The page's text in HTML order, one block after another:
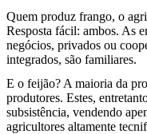
Quem produz frango, o
Resposta fácil: ambos. As
negócios, privados ou
integrados, são familiares.
E o feijão? A maioria da
produtores. Estes,
subsistência, vendendo
agricultores altamente